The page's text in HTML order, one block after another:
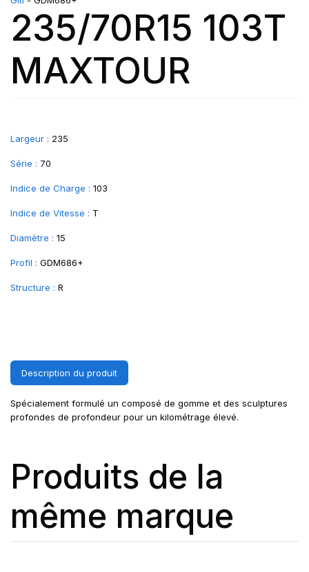
235/70R15 103T
MAXTOUR
Largeur : 235
Série : 70
Indice de Charge : 103
Indice de Vitesse : T
Diamètre : 15
Profil : GDM686+
Structure : R
Description du produit
Spécialement formulé un composé de gomme et des sculptures
profondes de profondeur pour un kilométrage élevé.
Produits de la
même marque